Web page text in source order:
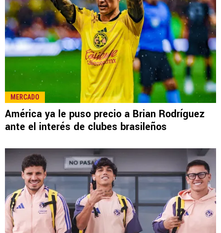
MERCADO
América ya le puso precio a Brian Rodríguez
ante el interés de clubes brasileños